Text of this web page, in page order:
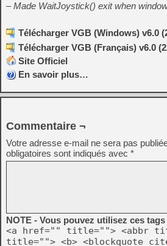
– Made WaitJoystick() exit when
Télécharger VGB (Windows) v6.0
Télécharger VGB (Français) v6.0
Site Officiel
En savoir plus…
Commentaire ¬
Votre adresse e-mail ne sera pas
obligatoires sont indiqués avec *
NOTE - Vous pouvez utilisez ces
<a href="" title=""> <abbr
title=""> <b> <blockquote